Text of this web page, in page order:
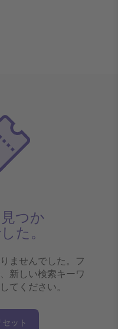
つか
た。
ませんでした。フ
新しい検索キーワ
てください。
ット